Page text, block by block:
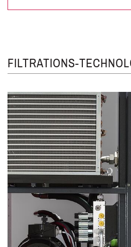
FILTRATIONS-